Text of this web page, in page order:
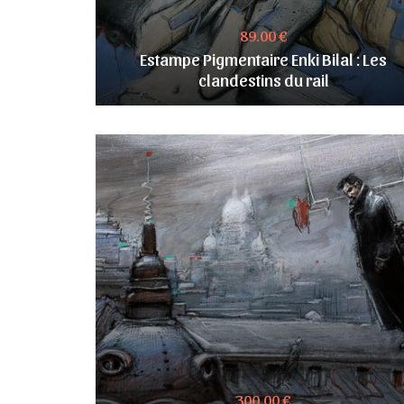
89.00 €
Estampe Pigmentaire Enki Bilal : Les
clandestins du rail
300.00 €